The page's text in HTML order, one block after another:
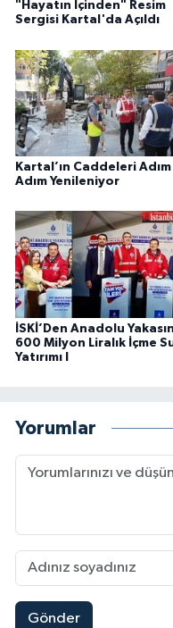
"Hayatın İçinden" Resim
Sergisi Kartal'da Açıldı
Kartal’ın Caddeleri Adım
Adım Yenileniyor
İSKİ’Den Anadolu
600 Milyon Liralık İçme
Yatırımı I
Yorumlar
Gönder